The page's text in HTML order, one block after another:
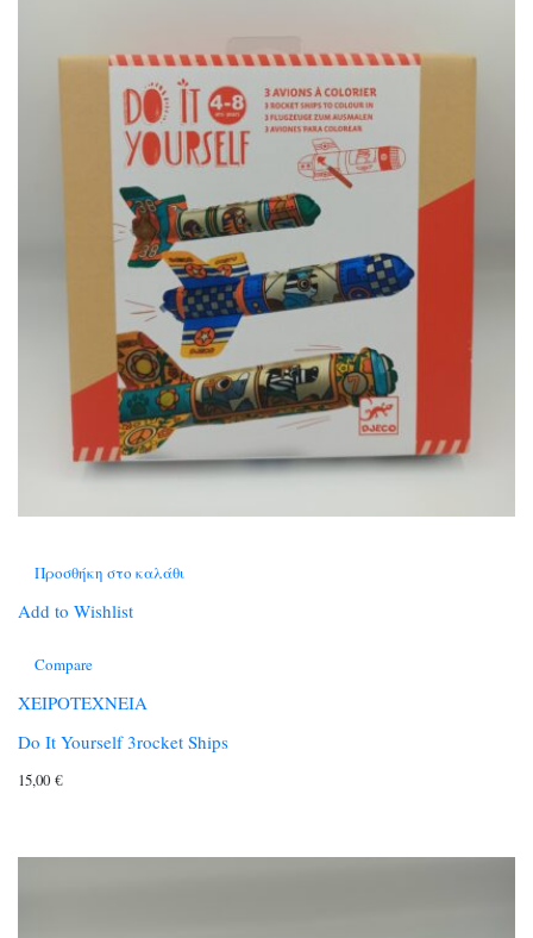
Προσθήκη στο καλάθι
Add to Wishlist
Compare
ΧΕΙΡΟΤΕΧΝΕΙΑ
Do It Yourself 3rocket Ships
15,00 €